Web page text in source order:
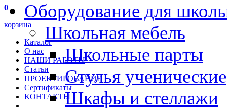
0
корзина
Каталог
О нас
НАШИ РАБОТЫ
Статьи
ПРОЕКТИРОВАНИЕ
Сертификаты
КОНТАКТЫ
Оборудование для
Школьная мебель
Школьные парты
Стулья ученические
Шкафы и стеллажи